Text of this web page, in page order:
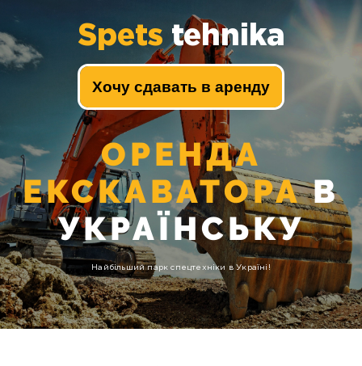
Spets tehnika
Хочу сдавать в аренду
ОРЕНДА
ЕКСКАВАТОРАВ
УКРАЇНСЬКУ
Найбільший парк спецтехніки в Україні!